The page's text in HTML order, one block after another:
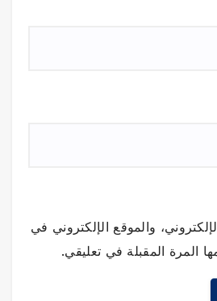
والموقع الإلكتروني في
المرة المقبلة في تعليقي.